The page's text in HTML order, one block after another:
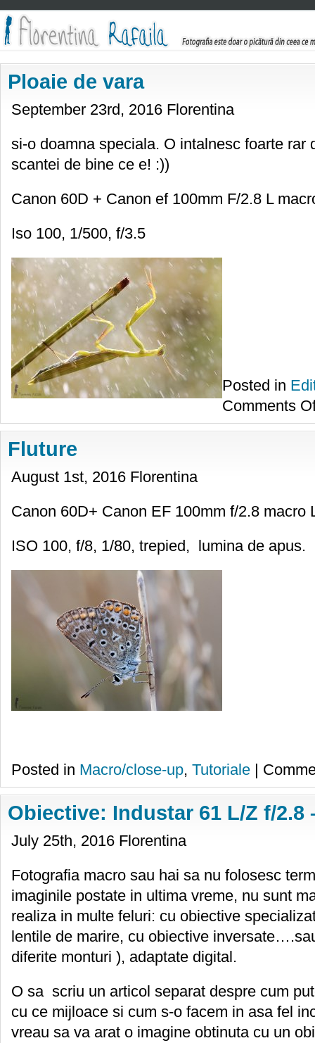
Ploaie de vara
September 23rd, 2016 Florentina
si-o doamna speciala. O intalnesc foarte
scantei de bine ce e! :))
Canon 60D + Canon ef 100mm F/2.8 L
Iso 100, 1/500, f/3.5
Posted in
Comments
Fluture
August 1st, 2016 Florentina
Canon 60D+ Canon EF 100mm f/2.8 macro
ISO 100, f/8, 1/80, trepied, lumina de apus.
Posted in Macro/close-up, Tutoriale |
Obiective: Industar 61 L/Z f/2.8
July 25th, 2016 Florentina
Fotografia macro sau hai sa nu folosesc
imaginile postate in ultima vreme, nu sunt
realiza in multe feluri: cu obiective
lentile de marire, cu obiective
diferite monturi ), adaptate digital.
O sa scriu un articol separat despre cum
cu ce mijloace si cum s-o facem in asa fel
vreau sa va arat o imagine obtinuta cu un